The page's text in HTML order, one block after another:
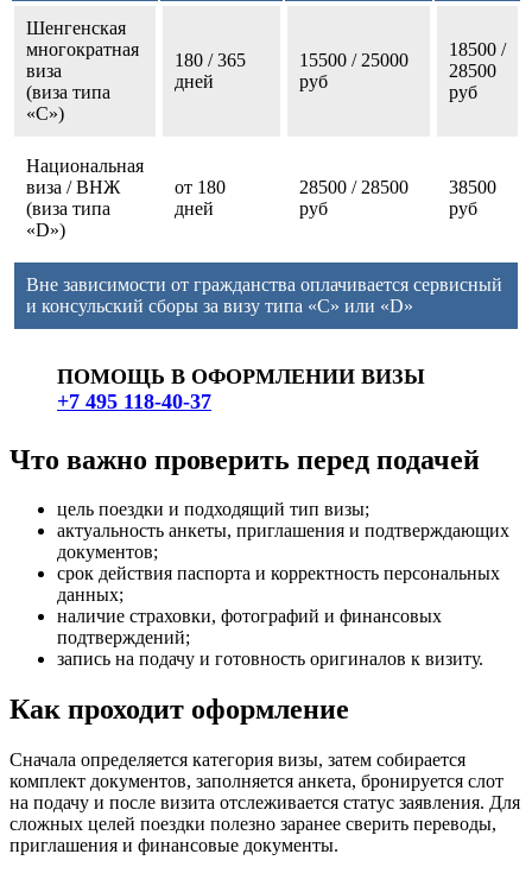
Шенгенская
многократная
виза
(виза типа
«С»)
180 / 365
дней
15500 / 25000
руб
18500 /
28500
руб
Национальная
виза / ВНЖ
(виза типа
«D»)
от 180
дней
28500 / 28500
руб
38500
руб
Вне зависимости от гражданства оплачивается сервисный
и консульский сборы за визу типа «C» или «D»
ПОМОЩЬ В ОФОРМЛЕНИИ ВИЗЫ
+7 495 118-40-37
Что важно проверить перед подачей
цель поездки и подходящий тип визы;
актуальность анкеты, приглашения и подтверждающих
документов;
срок действия паспорта и корректность персональных
данных;
наличие страховки, фотографий и финансовых
подтверждений;
запись на подачу и готовность оригиналов к визиту.
Как проходит оформление
Сначала определяется категория визы, затем собирается
комплект документов, заполняется анкета, бронируется слот
на подачу и после визита отслеживается статус заявления. Для
сложных целей поездки полезно заранее сверить переводы,
приглашения и финансовые документы.